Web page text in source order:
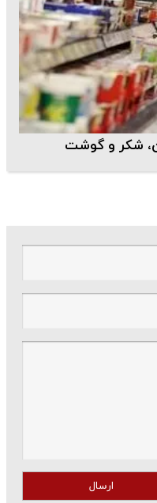
شکر و گوشت
ارسال